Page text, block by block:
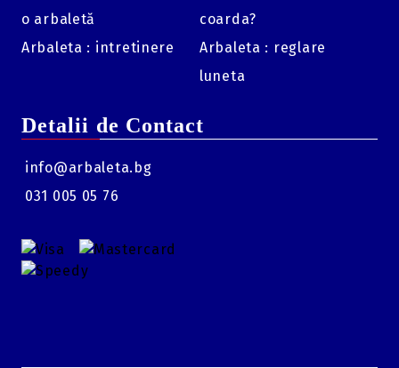
o arbaletă
Arbaleta : intretinere
coarda?
Arbaleta : reglare
luneta
Detalii de Contact
info@arbaleta.bg
031 005 05 76